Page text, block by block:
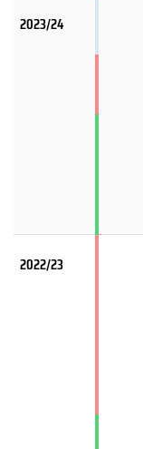
2023/24
2022/23